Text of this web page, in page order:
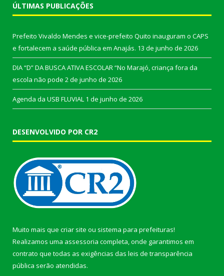
ÚLTIMAS PUBLICAÇÕES
Prefeito Vivaldo Mendes e vice-prefeito Quito inauguram o CAPS
e fortalecem a saúde pública em Anajás. 13 de junho de 2026
DIA “D” DA BUSCA ATIVA ESCOLAR “No Marajó, criança fora da
escola não pode 2 de junho de 2026
Agenda da USB FLUVIAL 1 de junho de 2026
DESENVOLVIDO POR CR2
Muito mais que criar site ou sistema para prefeituras!
Realizamos uma assessoria completa, onde garantimos em
contrato que todas as exigências das leis de transparência
pública serão atendidas.